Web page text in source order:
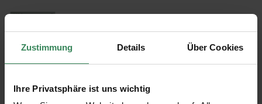
Zustimmung Details Über Cookies
Ihre Privatsphäre ist uns wichtig
1x Rico Kids 13
Artikeldetails